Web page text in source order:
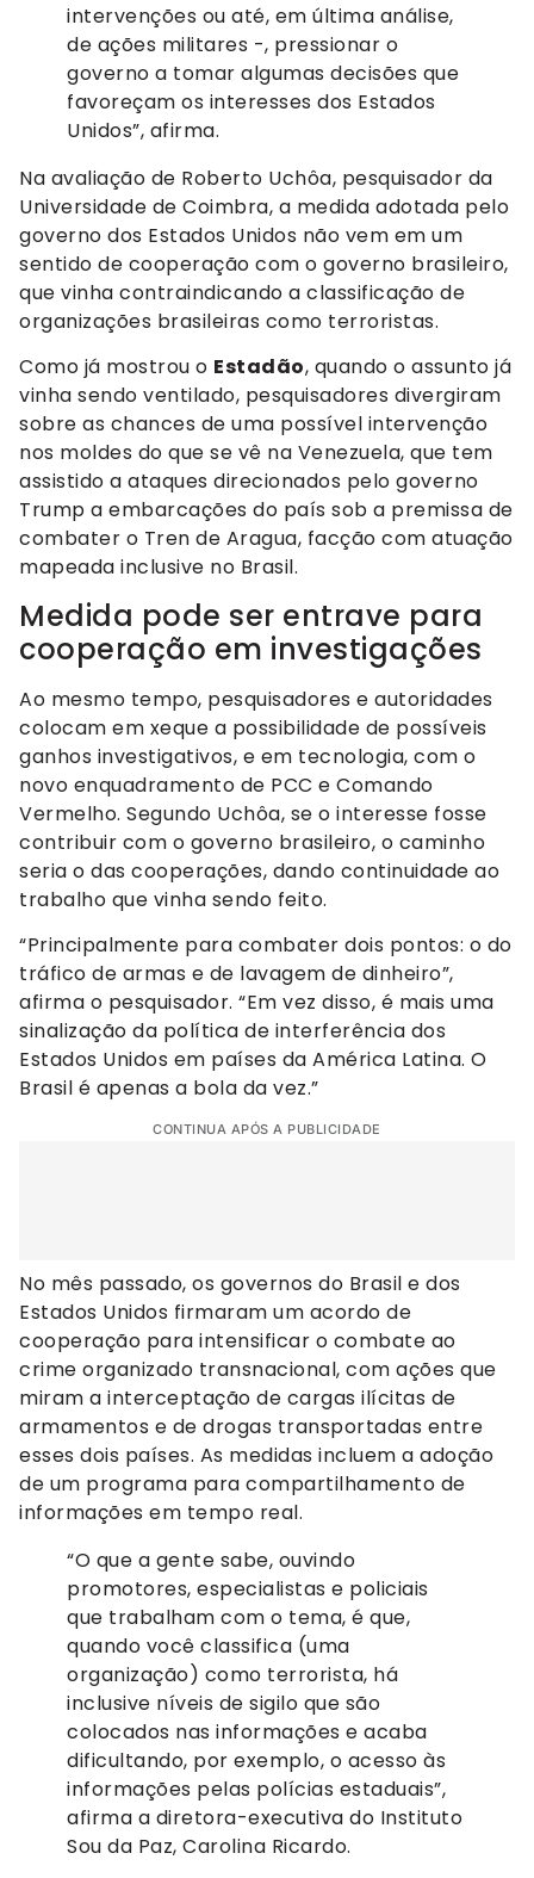
intervenções ou até, em última análise,
de ações militares -, pressionar o
governo a tomar algumas decisões que
favoreçam os interesses dos Estados
Unidos”, afirma.
Na avaliação de Roberto Uchôa, pesquisador da
Universidade de Coimbra, a medida adotada pelo
governo dos Estados Unidos não vem em um
sentido de cooperação com o governo brasileiro,
que vinha contraindicando a classificação de
organizações brasileiras como terroristas.
Como já mostrou o Estadão, quando o assunto já
vinha sendo ventilado, pesquisadores divergiram
sobre as chances de uma possível intervenção
nos moldes do que se vê na Venezuela, que tem
assistido a ataques direcionados pelo governo
Trump a embarcações do país sob a premissa de
combater o Tren de Aragua, facção com atuação
mapeada inclusive no Brasil.
Medida pode ser entrave para
cooperação em investigações
Ao mesmo tempo, pesquisadores e autoridades
colocam em xeque a possibilidade de possíveis
ganhos investigativos, e em tecnologia, com o
novo enquadramento de PCC e Comando
Vermelho. Segundo Uchôa, se o interesse fosse
contribuir com o governo brasileiro, o caminho
seria o das cooperações, dando continuidade ao
trabalho que vinha sendo feito.
“Principalmente para combater dois pontos: o do
tráfico de armas e de lavagem de dinheiro”,
afirma o pesquisador. “Em vez disso, é mais uma
sinalização da política de interferência dos
Estados Unidos em países da América Latina. O
Brasil é apenas a bola da vez.”
CONTINUA APÓS A PUBLICIDADE
No mês passado, os governos do Brasil e dos
Estados Unidos firmaram um acordo de
cooperação para intensificar o combate ao
crime organizado transnacional, com ações que
miram a interceptação de cargas ilícitas de
armamentos e de drogas transportadas entre
esses dois países. As medidas incluem a adoção
de um programa para compartilhamento de
informações em tempo real.
“O que a gente sabe, ouvindo
promotores, especialistas e policiais
que trabalham com o tema, é que,
quando você classifica (uma
organização) como terrorista, há
inclusive níveis de sigilo que são
colocados nas informações e acaba
dificultando, por exemplo, o acesso às
informações pelas polícias estaduais”,
afirma a diretora-executiva do Instituto
Sou da Paz, Carolina Ricardo.